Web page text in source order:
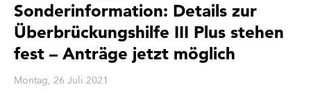
Sonderinformation: Details zur
Überbrückungshilfe III Plus stehen
fest – Anträge jetzt möglich
Montag, 26 Juli 2021